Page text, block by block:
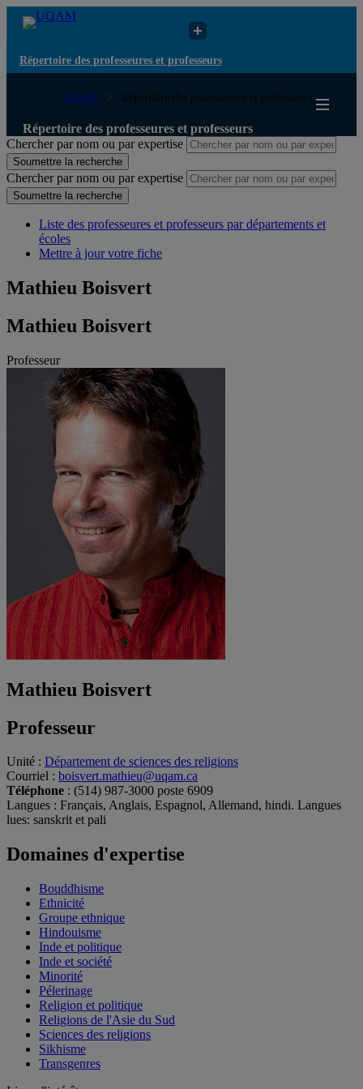
Répertoire des professeures et professeurs
UQAM Répertoire des professeures et professeurs
Répertoire des professeures et professeurs
Chercher par nom ou par expertise
Soumettre la recherche
Chercher par nom ou par expertise
Soumettre la recherche
Liste des professeures et professeurs par départements et
écoles
Mettre à jour votre fiche
Mathieu Boisvert
Mathieu Boisvert
Professeur
Mathieu Boisvert
Professeur
Unité : Département de sciences des religions
Courriel : boisvert.mathieu@uqam.ca
Téléphone : (514) 987-3000 poste 6909
Langues : Français, Anglais, Espagnol, Allemand, hindi. Langues
lues: sanskrit et pali
Domaines d'expertise
Bouddhisme
Ethnicité
Groupe ethnique
Hindouisme
Inde et politique
Inde et société
Minorité
Pélerinage
Religion et politique
Religions de l'Asie du Sud
Sciences des religions
Sikhisme
Transgenres